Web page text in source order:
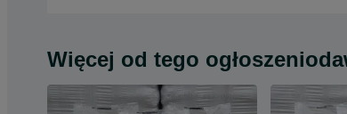
Więcej od tego